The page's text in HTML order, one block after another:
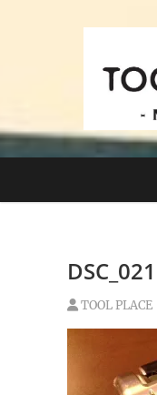
小さなルアー
ス」
TOOL PLACE